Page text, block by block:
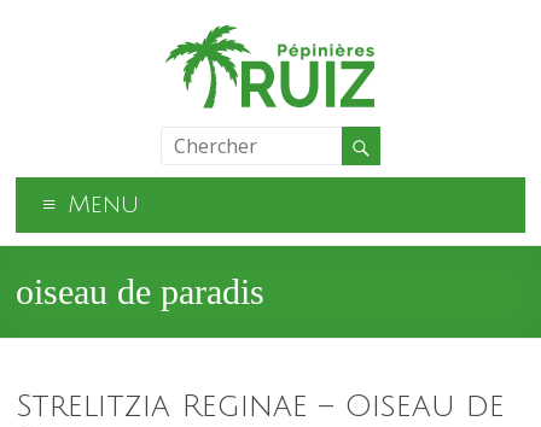
Menu
oiseau de paradis
Strelitzia Reginae – Oiseau de